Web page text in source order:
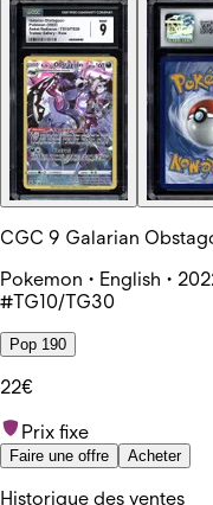
CGC 9 Galarian
Pokemon • English •
#TG10/TG30
Pop 190
22€
Prix fixe
Faire une offre Acheter
Historique des ventes